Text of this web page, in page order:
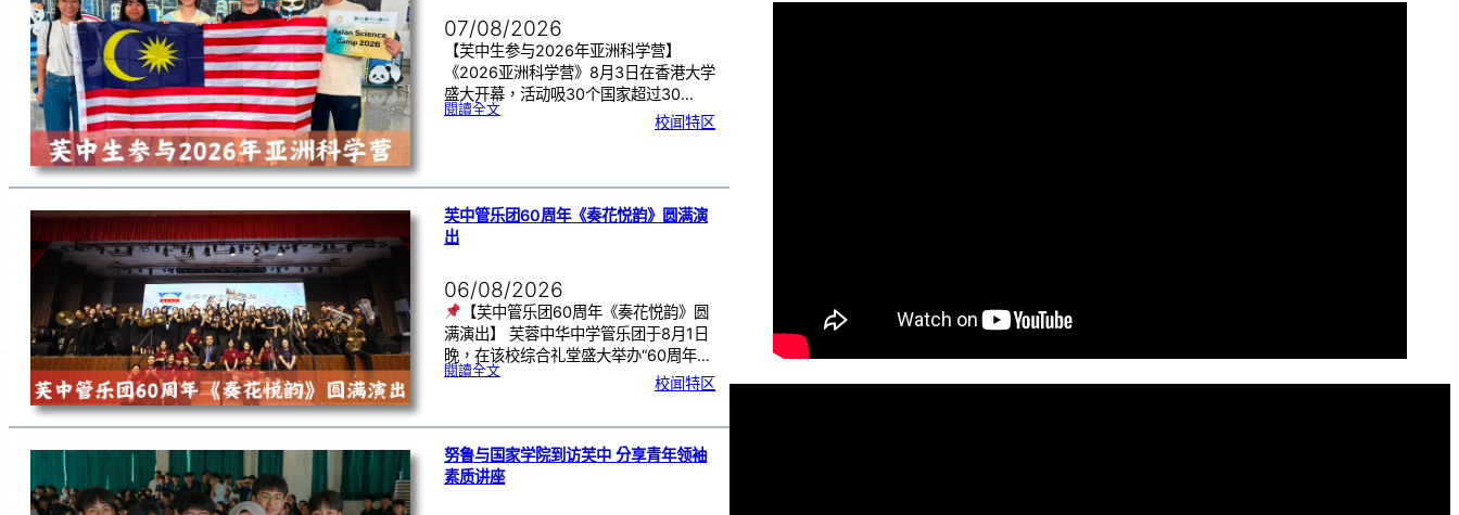
07/08/2026
【芙中生参与2026年亚洲科学营】
《2026亚洲科学营》8月3日在香港大学
盛大开幕，活动吸30个国家超过30…
閱讀全文:芙
年
亚
科
学
营
校闻特区
芙中管乐团60周年《奏花悦韵》圆满演
出
06/08/2026
【芙中管乐团60周年《奏花悦韵》圆
满演出】 芙蓉中华中学管乐团于8月1日
晚，在该校综合礼堂盛大举办“60周年…
閱讀全文:芙
0
周
《
奏
花
悦
韵
》
校闻特区
努鲁与国家学院到访芙中 分享青年领袖
素质讲座